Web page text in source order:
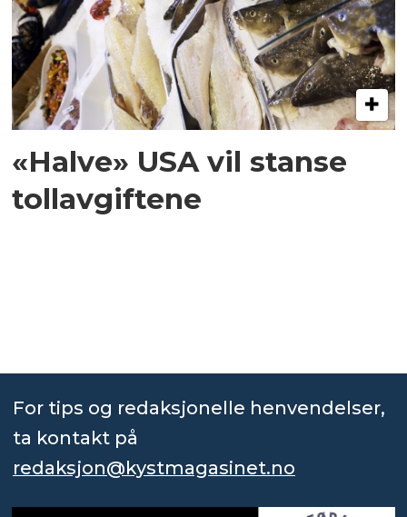
«Halve» USA vil stanse
tollavgiftene
For tips og redaksjonelle henvendelser,
ta kontakt på
redaksjon@kystmagasinet.no